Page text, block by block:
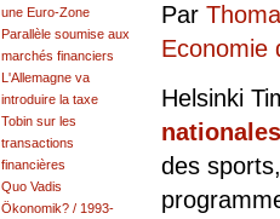
Par
Economie
Helsinki
des
une Euro-Zone
Parallèle soumise aux
marchés financiers
L'Allemagne va
introduire la taxe
Tobin sur les
transactions
financières
Quo Vadis
Ökonomik? / 1993-